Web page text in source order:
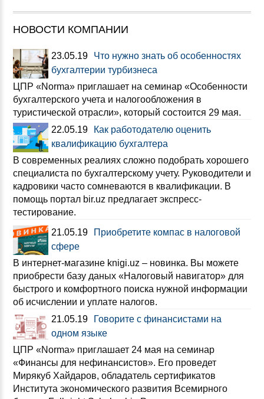
НОВОСТИ КОМПАНИИ
23.05.19
Что нужно знать об особенностях
бухгалтерии турбизнеса
ЦПР «Norma» приглашает на семинар «Особенности
бухгалтерского учета и налогообложения в
туристической отрасли», который состоится 29 мая.
22.05.19
Как работодателю оценить
квалификацию бухгалтера
В современных реалиях сложно подобрать хорошего
специалиста по бухгалтерскому учету. Руководители и
кадровики часто сомневаются в квалификации. В
помощь портал bir.uz предлагает экспресс-
тестирование.
21.05.19
Приобретите компас в налоговой
сфере
В интернет-магазине knigi.uz – новинка. Вы можете
приобрести базу даных «Налоговый навигатор» для
быстрого и комфортного поиска нужной информации
об исчислении и уплате налогов.
21.05.19
Говорите с финансистами на
одном языке
ЦПР «Norma» приглашает 24 мая на семинар
«Финансы для нефинансистов». Его проведет
Мирякуб Хайдаров, обладатель сертификатов
Института экономического развития Всемирного